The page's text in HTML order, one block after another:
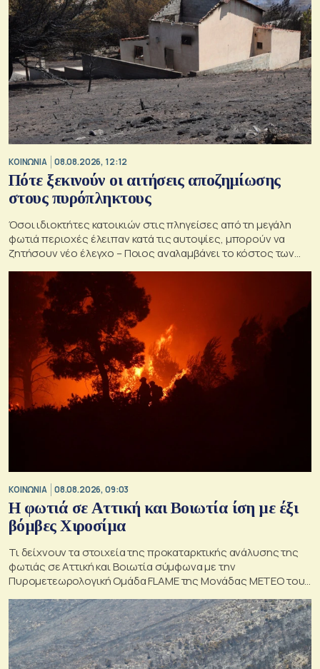
ΚΟΙΝΩΝΙΑ 08.08.2026, 12:12
Πότε ξεκινούν οι αιτήσεις αποζημίωσης
στους πυρόπληκτους
Όσοι ιδιοκτήτες κατοικιών στις πληγείσες από τη μεγάλη
φωτιά περιοχές έλειπαν κατά τις αυτοψίες, μπορούν να
ζητήσουν νέο έλεγχο – Ποιος αναλαμβάνει το κόστος των
ανακατασκευών και κατεδαφίσεων
ΚΟΙΝΩΝΙΑ 08.08.2026, 09:03
Η φωτιά σε Αττική και Βοιωτία ίση με έξι
βόμβες Χιροσίμα
Τι δείχνουν τα στοιχεία της προκαταρκτικής ανάλυσης της
φωτιάς σε Αττική και Βοιωτία σύμφωνα με την
Πυρομετεωρολογική Ομάδα FLAME της Μονάδας ΜΕΤΕΟ του
Εθνικού Αστεροσκοπείου Αθηνών.